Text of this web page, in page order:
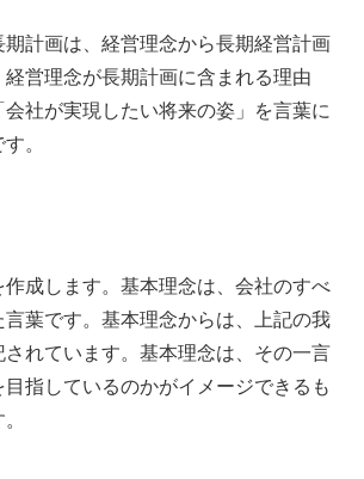
期計画は、経営理念から長期経営計画
経営理念が長期計画に含まれる理由
社が実現したい将来の姿」を言葉に
。
成します。基本理念は、会社のすべ
言葉です。基本理念からは、上記の我
れています。基本理念は、その一言
指しているのかがイメージできるも